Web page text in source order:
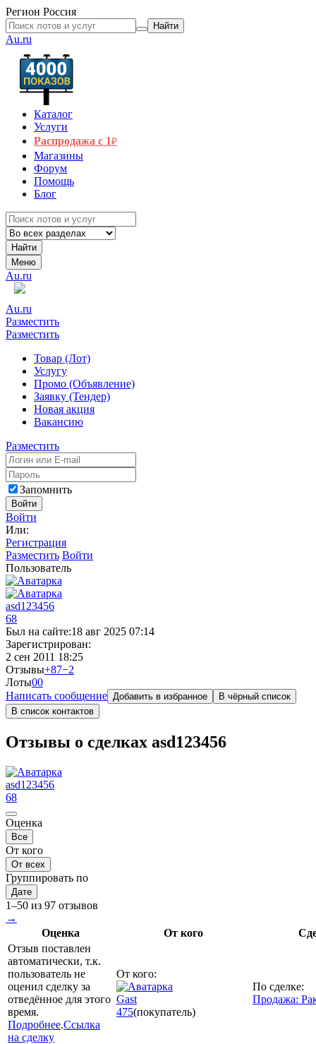
Регион Россия
Найти
Au.ru
Каталог
Услуги
Распродажа с 1₽
Магазины
Форум
Помощь
Блог
Найти
Меню
Au.ru
Au.ru
Разместить
Разместить
Товар (Лот)
Услугу
Промо (Объявление)
Заявку (Тендер)
Новая акция
Вакансию
Разместить
Запомнить
Войти
Войти
Или:
Регистрация
Разместить Войти
Пользователь
asd123456
68
Был на сайте:18 авг 2025 07:14
Зарегистрирован:
2 сен 2011 18:25
Отзывы+87−2
Лоты00
Написать сообщение Добавить в избранное
В чёрный список
В список контактов
Отзывы о сделках asd123456
asd123456
68
Оценка
Все
От кого
От всех
Группировать по
Дате
1–50 из 97 отзывов
→
Оценка
От кого
Отзыв поставлен
автоматически, т.к.
пользователь не
оценил сделку за
отведённое для этого
время.
Подробнее.Ссылка
на сделку
От кого:
Gast
475(покупатель)
По сделке:
Продажа: